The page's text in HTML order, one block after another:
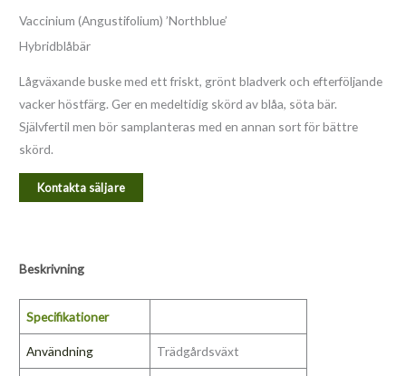
Vaccinium (Angustifolium) ’Northblue’
Hybridblåbär
Lågväxande buske med ett friskt, grönt bladverk och efterföljande
vacker höstfärg. Ger en medeltidig skörd av blåa, söta bär.
Självfertil men bör samplanteras med en annan sort för bättre
skörd.
Kontakta säljare
Beskrivning
Specifikationer
Användning Trädgårdsväxt